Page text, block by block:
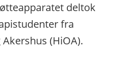
deltok
fra
(HiOA).